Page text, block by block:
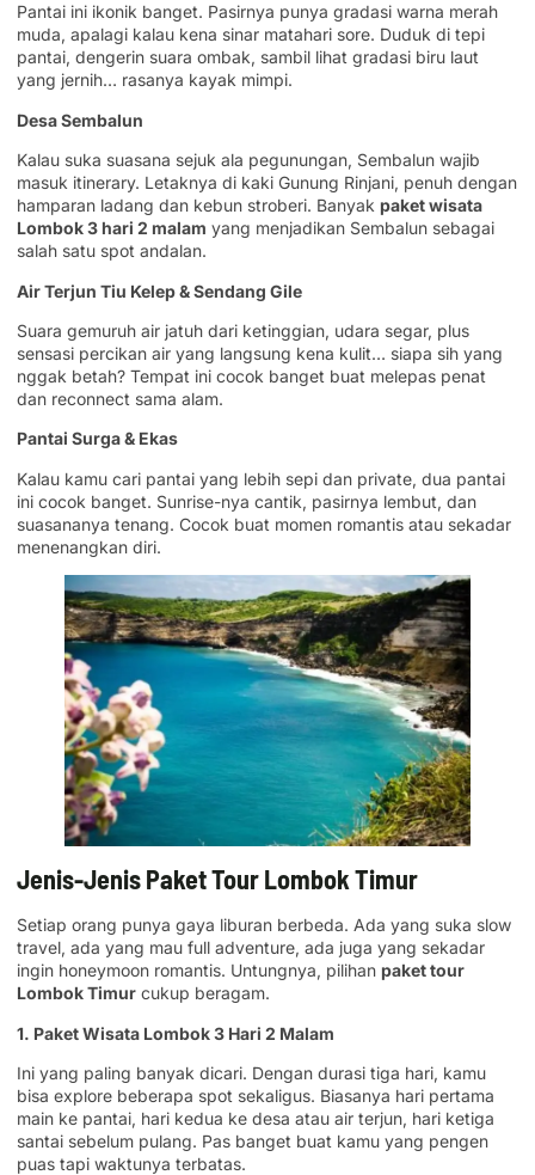
Pantai ini ikonik banget. Pasirnya punya gradasi warna merah
muda, apalagi kalau kena sinar matahari sore. Duduk di tepi
pantai, dengerin suara ombak, sambil lihat gradasi biru laut
yang jernih… rasanya kayak mimpi.
Desa Sembalun
Kalau suka suasana sejuk ala pegunungan, Sembalun wajib
masuk itinerary. Letaknya di kaki Gunung Rinjani, penuh dengan
hamparan ladang dan kebun stroberi. Banyak paket wisata
Lombok 3 hari 2 malam yang menjadikan Sembalun sebagai
salah satu spot andalan.
Air Terjun Tiu Kelep & Sendang Gile
Suara gemuruh air jatuh dari ketinggian, udara segar, plus
sensasi percikan air yang langsung kena kulit… siapa sih yang
nggak betah? Tempat ini cocok banget buat melepas penat
dan reconnect sama alam.
Pantai Surga & Ekas
Kalau kamu cari pantai yang lebih sepi dan private, dua pantai
ini cocok banget. Sunrise-nya cantik, pasirnya lembut, dan
suasananya tenang. Cocok buat momen romantis atau sekadar
menenangkan diri.
Jenis-Jenis Paket Tour Lombok Timur
Setiap orang punya gaya liburan berbeda. Ada yang suka slow
travel, ada yang mau full adventure, ada juga yang sekadar
ingin honeymoon romantis. Untungnya, pilihan paket tour
Lombok Timur cukup beragam.
1. Paket Wisata Lombok 3 Hari 2 Malam
Ini yang paling banyak dicari. Dengan durasi tiga hari, kamu
bisa explore beberapa spot sekaligus. Biasanya hari pertama
main ke pantai, hari kedua ke desa atau air terjun, hari ketiga
santai sebelum pulang. Pas banget buat kamu yang pengen
puas tapi waktunya terbatas.